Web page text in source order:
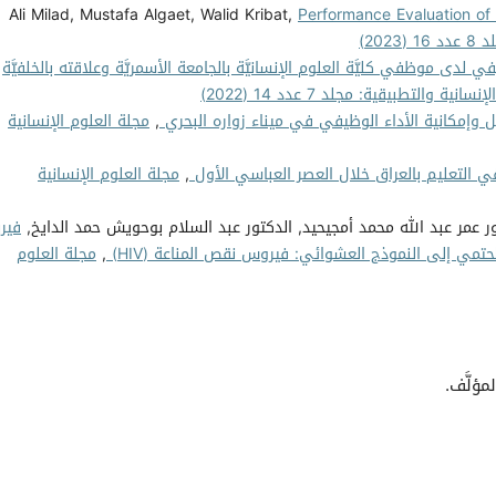
Ali Milad, Mustafa Algaet, Walid Kribat, Performance Evaluation
لدى موظفي كليَّة العلوم الإنسانيَّة بالجامعة الأسمريَّة وعلاقته بالخلفيَّة
والتطبيقية: مجلد 7 عدد 14 (2022)
وإمكانية الأداء الوظيفي في ميناء زواره البحري, مجلة العلوم الإنسانية
التعليم بالعراق خلال العصر العباسي الأول, مجلة العلوم الإنسانية
عمر عبد الله محمد أمجيحيد, الدكتور عبد السلام بوحويش حمد الدايخ,
, مجلة العلوم